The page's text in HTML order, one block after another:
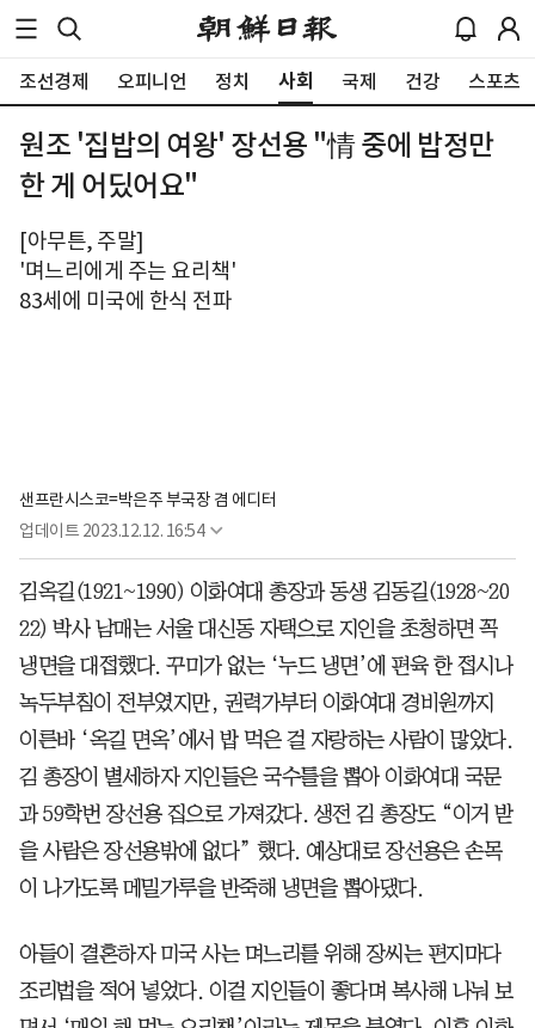
조선경제 오피니언 정치 사회 국제 건강 스포츠
원조 '집밥의 여왕' 장선용 "情 중에 밥정만
한 게 어딨어요"
[아무튼, 주말]
'며느리에게 주는 요리책'
83세에 미국에 한식 전파
샌프란시스코=박은주 부국장 겸 에디터
업데이트 2023.12.12. 16:54
김옥길(1921~1990) 이화여대 총장과 동생 김동길(1928~20
22) 박사 남매는 서울 대신동 자택으로 지인을 초청하면 꼭
냉면을 대접했다. 꾸미가 없는 ‘누드 냉면’에 편육 한 접시나
녹두부침이 전부였지만, 권력가부터 이화여대 경비원까지
이른바 ‘옥길 면옥’에서 밥 먹은 걸 자랑하는 사람이 많았다.
김 총장이 별세하자 지인들은 국수틀을 뽑아 이화여대 국문
과 59학번 장선용 집으로 가져갔다. 생전 김 총장도 “이거 받
을 사람은 장선용밖에 없다” 했다. 예상대로 장선용은 손목
이 나가도록 메밀가루을 반죽해 냉면을 뽑아댔다.
아들이 결혼하자 미국 사는 며느리를 위해 장씨는 편지마다
조리법을 적어 넣었다. 이걸 지인들이 좋다며 복사해 나눠 보